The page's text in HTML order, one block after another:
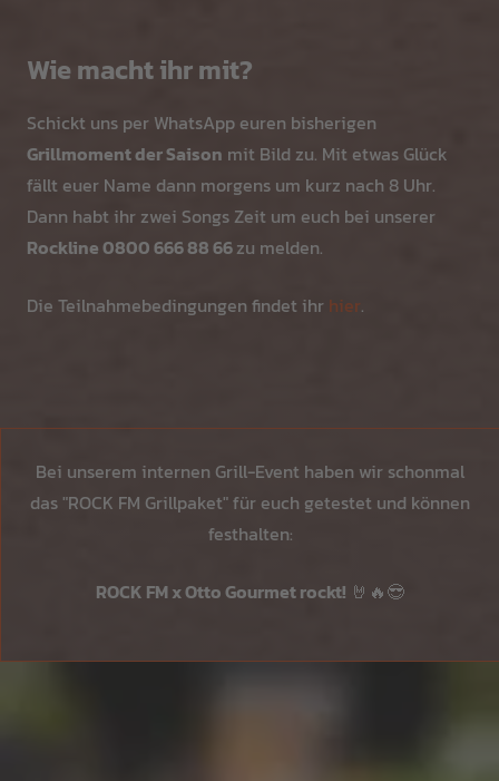
Wie macht ihr mit?
Schickt uns per WhatsApp euren bisherigen
Grillmoment der Saison mit Bild zu. Mit etwas Glück
fällt euer Name dann morgens um kurz nach 8 Uhr.
Dann habt ihr zwei Songs Zeit um euch bei unserer
Rockline 0800 666 88 66zu melden.
Die Teilnahmebedingungen findet ihr hier.
Bei unserem internen Grill-Event haben wir schonmal
das "ROCK FM Grillpaket" für euch getestet und können
festhalten:
ROCK FM x Otto Gourmet rockt! 🤘🔥😎